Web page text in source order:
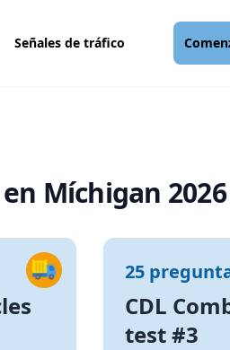
Señales de tráfico
Míchigan 2026
25
CDL
test #3